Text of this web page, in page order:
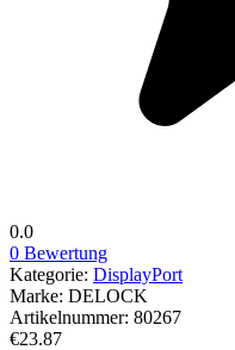
0.0
0 Bewertung
Kategorie: DisplayPort
Marke: DELOCK
Artikelnummer: 80267
€23.87